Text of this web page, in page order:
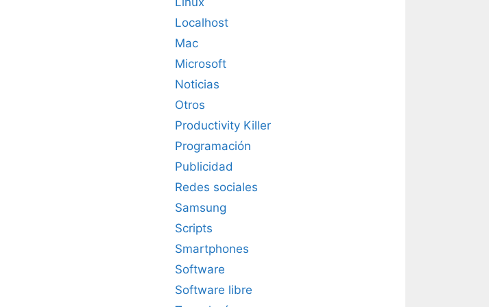
Localhost
Mac
Microsoft
Noticias
Otros
Productivity Killer
Programación
Publicidad
Redes sociales
Samsung
Scripts
Smartphones
Software
Software libre